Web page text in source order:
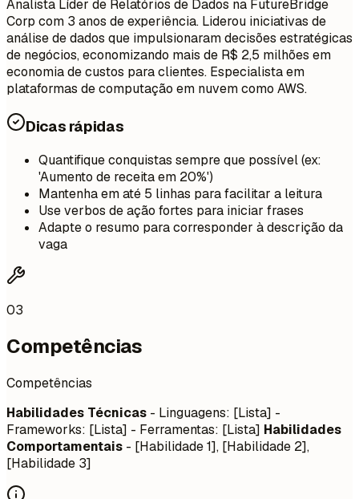
Analista Líder de Relatórios de Dados na FutureBridge
Corp com 3 anos de experiência. Liderou iniciativas de
análise de dados que impulsionaram decisões estratégicas
de negócios, economizando mais de R$ 2,5 milhões em
economia de custos para clientes. Especialista em
plataformas de computação em nuvem como AWS.
Dicas rápidas
Quantifique conquistas sempre que possível (ex:
'Aumento de receita em 20%')
Mantenha em até 5 linhas para facilitar a leitura
Use verbos de ação fortes para iniciar frases
Adapte o resumo para corresponder à descrição da
vaga
03
Competências
Competências
Habilidades Técnicas - Linguagens: [Lista] -
Frameworks: [Lista] - Ferramentas: [Lista] Habilidades
Comportamentais - [Habilidade 1], [Habilidade 2],
[Habilidade 3]